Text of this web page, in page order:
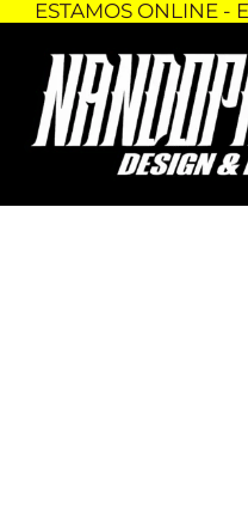
Skip
content
ESTAMOS ONLINE -
Quantidade
de
BASES
PARA
COPOS